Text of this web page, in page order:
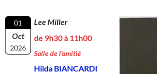
01
Oct
2026
Lee Miller
de 9h30 à 11h00
Salle de l'amitié
Hilda BIANCARDI